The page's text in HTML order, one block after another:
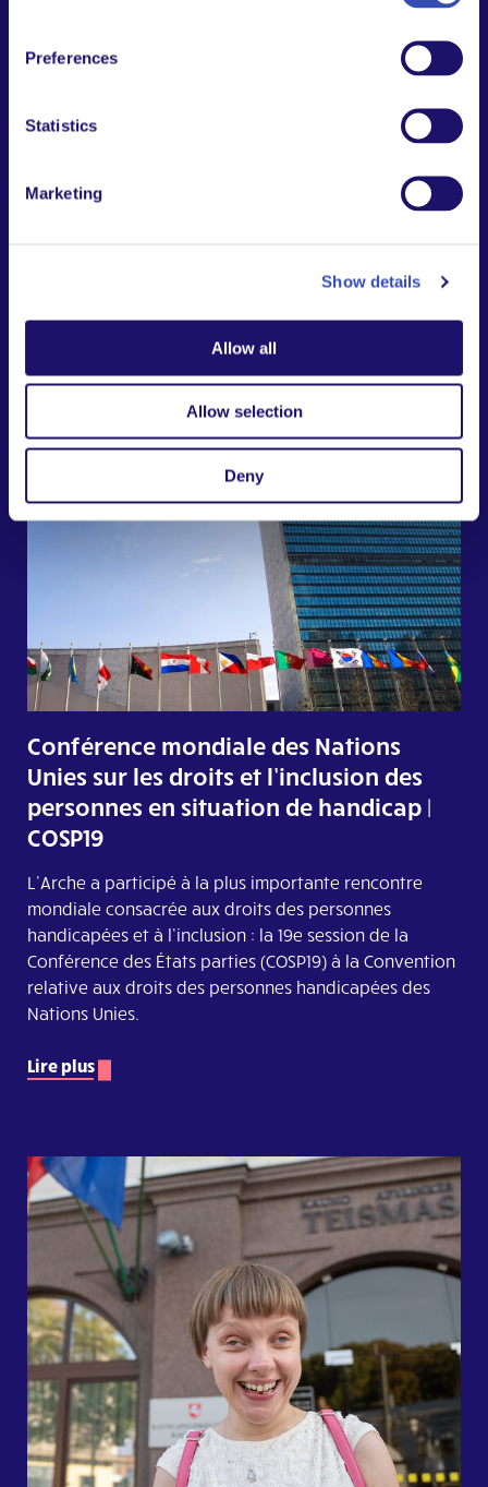
Preferences
Statistics
Marketing
Show details
Allow all
Allow selection
Deny
Conférence mondiale des Nations
Unies sur les droits et l’inclusion des
personnes en situation de handicap |
COSP19
L’Arche a participé à la plus importante rencontre
mondiale consacrée aux droits des personnes
handicapées et à l’inclusion : la 19e session de la
Conférence des États parties (COSP19) à la Convention
relative aux droits des personnes handicapées des
Nations Unies.
Lire plus